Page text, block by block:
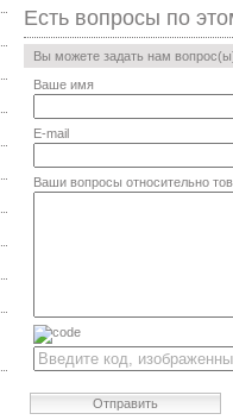
Есть вопросы по
Вы можете задать нам
Ваше имя
E-mail
Ваши вопросы относительно
Отправить